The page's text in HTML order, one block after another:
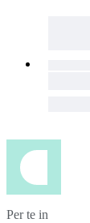
Per te in